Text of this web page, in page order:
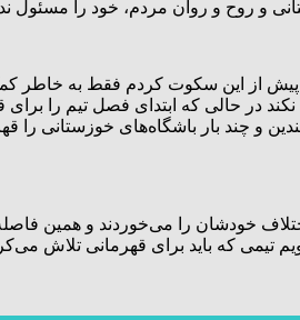
و روح و روان مردم، خود را مسئول
از این سکوت کردم فقط به خاطر
در حالی که ابتدای فصل تیم را برای
و چند بار باشگاه‌های خوزستانی
خودشان را می‌خوردند و همین
تیمی که باید برای قهرمانی تلاش